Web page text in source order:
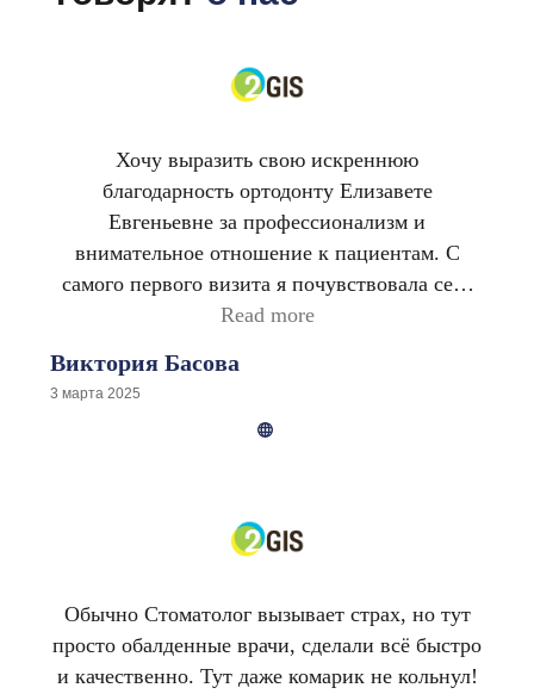
Хочу выразить свою искреннюю
благодарность ортодонту Елизавете
Евгеньевне за профессионализм и
внимательное отношение к пациентам. С
самого первого визита я почувствовала себя
комфортно и уверенно. Елизавета Евгеньевна
ответила на все мои вопросы и развеяла все
сомнения. Процесс коррекции зубов прошел
гладко, и я очень довольна результатом.
атмосферу в клинике и
высококвалифицированный персонал.
ищет надежного и опытного ортодонта!
Read more
Виктория Басова
3 марта 2025
Обычно Стоматолог вызывает страх, но тут
просто обалденные врачи, сделали всё быстро
и качественно. Тут даже комарик не кольнул!